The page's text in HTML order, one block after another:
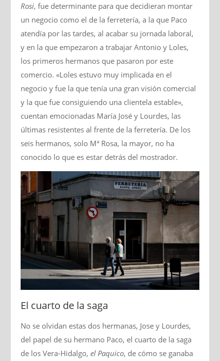
Rosi, fue determinante para que decidieran montar
un negocio como el de la ferretería, a la que Paco
atendía por las tardes, al acabar su jornada laboral,
y en la que empezaron a trabajar Antonio y Loles,
los primeros hermanos que pasaron por este
comercio. «Loles estuvo muy implicada en el
negocio y fue la que tenía una gran visión comercial
y la que fue consiguiendo una clientela estable»,
cuentan emocionadas María José y Lourdes, las
últimas resistentes al frente de la ferretería. De los
seis hermanos, solo Mª Rosa, la mayor, no ha
conocido lo que es estar detrás del mostrador.
El cuarto de la saga
No se olvidan estas dos hermanas, Jose y Lourdes,
del papel de su hermano Paco, el cuarto de la saga
de los Vera-Hidalgo,el Paquico, de cómo se ganaba